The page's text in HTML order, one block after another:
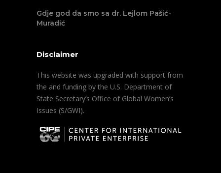
Gdje god da smo sa dr. Lejlom Pašić-
Muradić
Disclaimer
This website was upgraded with support from
the and funding by the U.S. Department of
State Secretary’s Office of Global Women’s
Issues (S/GWI).